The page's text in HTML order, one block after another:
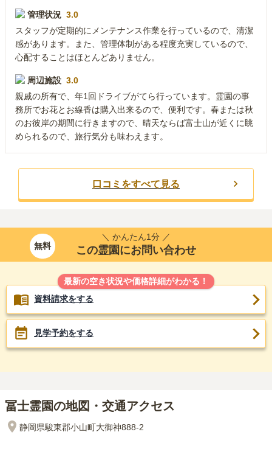
管理状況 3.0
スタッフが定期的にメンテナンス作業を行っているので、清潔
感があります。また、管理体制がある程度充実しているので、
心配することはほとんどありません。
周辺施設 3.0
親戚の所有で、年1回ドライブがてら行っています。霊園の事
務所でお花とお線香は購入出来るので、便利です。春または秋
のお彼岸の期間に行きますので、晴天ならば富士山が近くに眺
められるので、旅行気分も味わえます。
口コミをすべて見る
無料
＼ かんたん1分 ／
この霊園にお問い合わせ
最新の空き状況や価格詳細がわかる！
資料請求をする
見学予約をする
冨士霊園の地図・交通アクセス
静岡県駿東郡小山町大御神888-2